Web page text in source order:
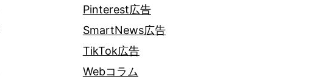
Pinterest広告
SmartNews広告
TikTok広告
Webコラム